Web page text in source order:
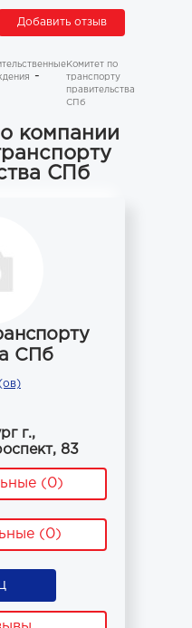
Добавить отзыв
Комитет по
транспорту
правительства
СПб
компании
СПб
СПб
г.,
83
(0)
(0)